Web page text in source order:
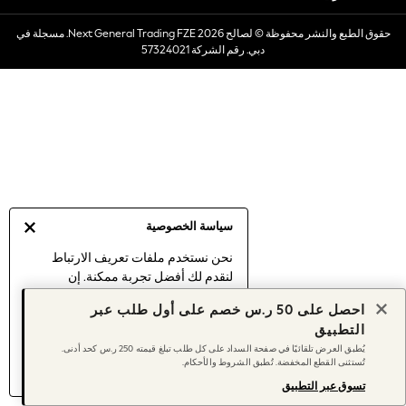
سياسة الخصوصية
نحن نستخدم ملفات تعريف الارتباط
لنقدم لك أفضل تجربة ممكنة. إن
موافقتك على استخدامنا لملفات تعريف
اكتشف المزيد عن إدارة إعدادات ملفات
تعريف الارتباط (الكوكيز).
Dresses
Occasionwear
Sets & Outfits
Sun Hats & Caps
Women's Holiday Shop
Women's Travel Styles
Dresses
Occasionwear
Linen Collection
Tops & T-Shirts
حقوق الطبع والنشر محفوظة © لصالح 2026 Next General Trading FZE. مسجلة في
دبي. رقم الشركة 57324021
احصل على 50 ر.س خصم على أول طلب عبر
التطبيق
يُطبق العرض تلقائيًا في صفحة السداد على كل طلب تبلغ قيمته 250 ر.س كحد أدنى.
تُستثنى القطع المخفضة. تُطبق الشروط والأحكام.
تسوق عبر التطبيق